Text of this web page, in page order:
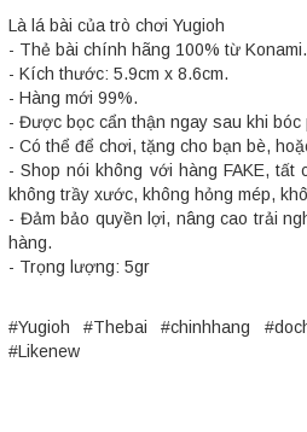
Là lá bài của trò chơi Yugioh
- Thẻ bài chính hãng 100% từ Konami.
- Kích thước: 5.9cm x 8.6cm.
- Hàng mới 99%.
- Được bọc cẩn thận ngay sau khi bóc
- Có thể để chơi, tặng cho bạn bè,
- Shop nói không với hàng FAKE, tất
không trầy xước, không hỏng mép,
- Đảm bảo quyền lợi, nâng cao trải
hàng.
- Trọng lượng: 5gr
#Yugioh #Thebai #chinhhang
#Likenew